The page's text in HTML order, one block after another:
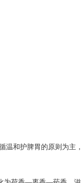
温和护脾胃的原则为主